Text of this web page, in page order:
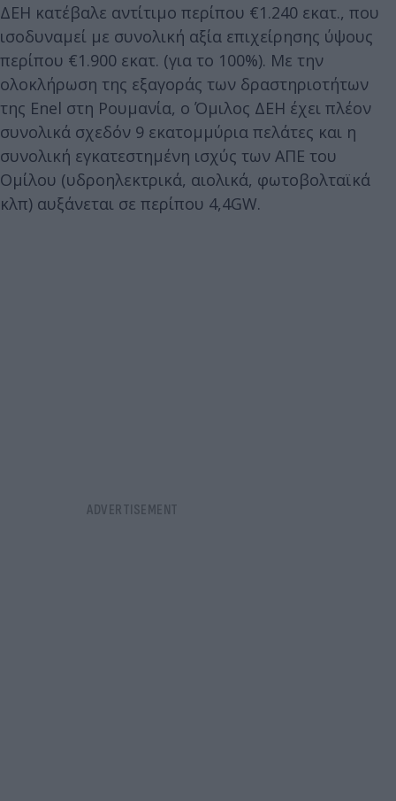
ΔΕΗ κατέβαλε αντίτιμο περίπου €1.240 εκατ., που
ισοδυναμεί με συνολική αξία επιχείρησης ύψους
περίπου €1.900 εκατ. (για το 100%). Με την
ολοκλήρωση της εξαγοράς των δραστηριοτήτων
της Enel στη Ρουμανία, ο Όμιλος ΔΕΗ έχει πλέον
συνολικά σχεδόν 9 εκατομμύρια πελάτες και η
συνολική εγκατεστημένη ισχύς των ΑΠΕ του
Ομίλου (υδροηλεκτρικά, αιολικά, φωτοβολταϊκά
κλπ) αυξάνεται σε περίπου 4,4GW.